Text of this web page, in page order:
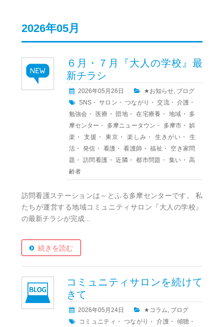
2026年05月
６月・７月『大人の学校』最
新チラシ
2026年05月26日 ★お知らせ, ブログ
SNS・サロン ・つながり ・交流・介護 ・
勉強会 ・ 医療 ・ 団地 ・在宅療養 ・ 地域 ・ 多
摩センター ・ 多摩ニュータウン ・ 多摩市 ・娯
楽 ・ 支援 ・ 東京 ・ 楽しみ ・ 生きがい ・ 生
活 ・ 発信 ・ 看護 ・看護師 ・福祉 ・ 空き家問
題 ・ 訪問看護 ・近隣 ・都市問題 ・ 集い ・高
齢者
訪問看護ステーションは～とふる多摩センターです。 私
たちが運営する地域コミュニティサロン『大人の学校』
の最新チラシが完成...
続きを読む
コミュニティサロンを続けて
きて
2026年05月24日 ★コラム, ブログ
コミュニティ ・ つながり ・介護・ 傾聴 ・